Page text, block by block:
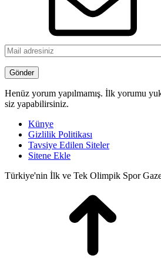
Henüz yorum yapılmamış. İlk yorumu
siz yapabilirsiniz.
Künye
Gizlilik Politikası
Tavsiye Edilen Siteler
Sitene Ekle
Türkiye'nin İlk ve Tek Olimpik Spor